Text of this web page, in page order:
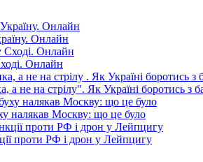
Онлайн
Онлайн
не на стрілу". Як Україні боротись з
налякав Москву: що це було
проти РФ і дрон у Лейпцигу